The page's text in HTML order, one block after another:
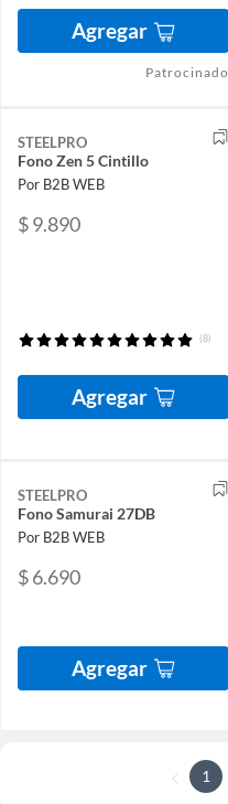
Agregar
Patrocinado
STEELPRO
Fono Zen 5 Cintillo
Por B2B WEB
$ 9.890
(8)
Agregar
STEELPRO
Fono Samurai 27DB
Por B2B WEB
$ 6.690
Agregar
1